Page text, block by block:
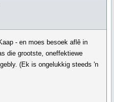
- en moes besoek aflê in
die grootste, oneffektiewe
(Ek is ongelukkig steeds 'n